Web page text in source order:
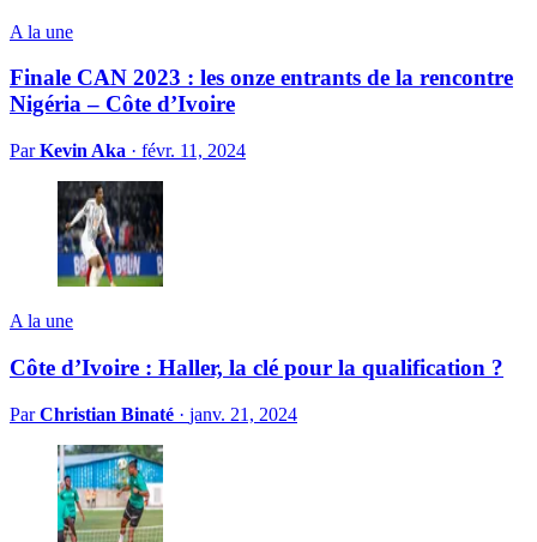
A la une
Finale CAN 2023 : les onze entrants de la rencontre
Nigéria – Côte d’Ivoire
ParKevin Aka · févr. 11, 2024
A la une
Côte d’Ivoire : Haller, la clé pour la qualification ?
ParChristian Binaté · janv. 21, 2024